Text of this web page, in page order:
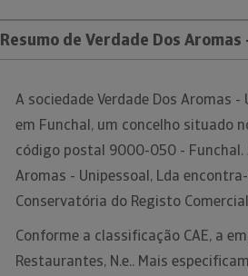
Resumo de Verdade Dos
A sociedade Verdade Dos Aromas
em Funchal, um concelho situado
código postal 9000-050 - Funchal.
Aromas - Unipessoal, Lda
Conservatória do Registo
Conforme a classificação CAE, a
Restaurantes, N.e.. Mais